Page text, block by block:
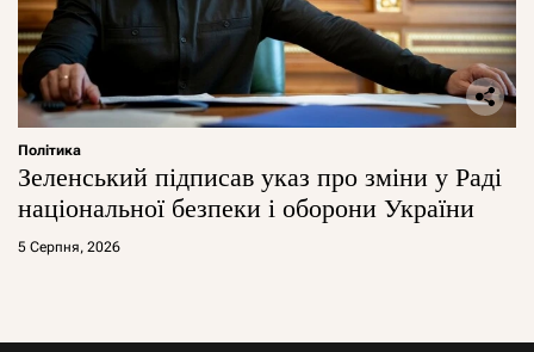
Політика
Зеленський підписав указ про зміни у Раді
національної безпеки і оборони України
5 Серпня, 2026